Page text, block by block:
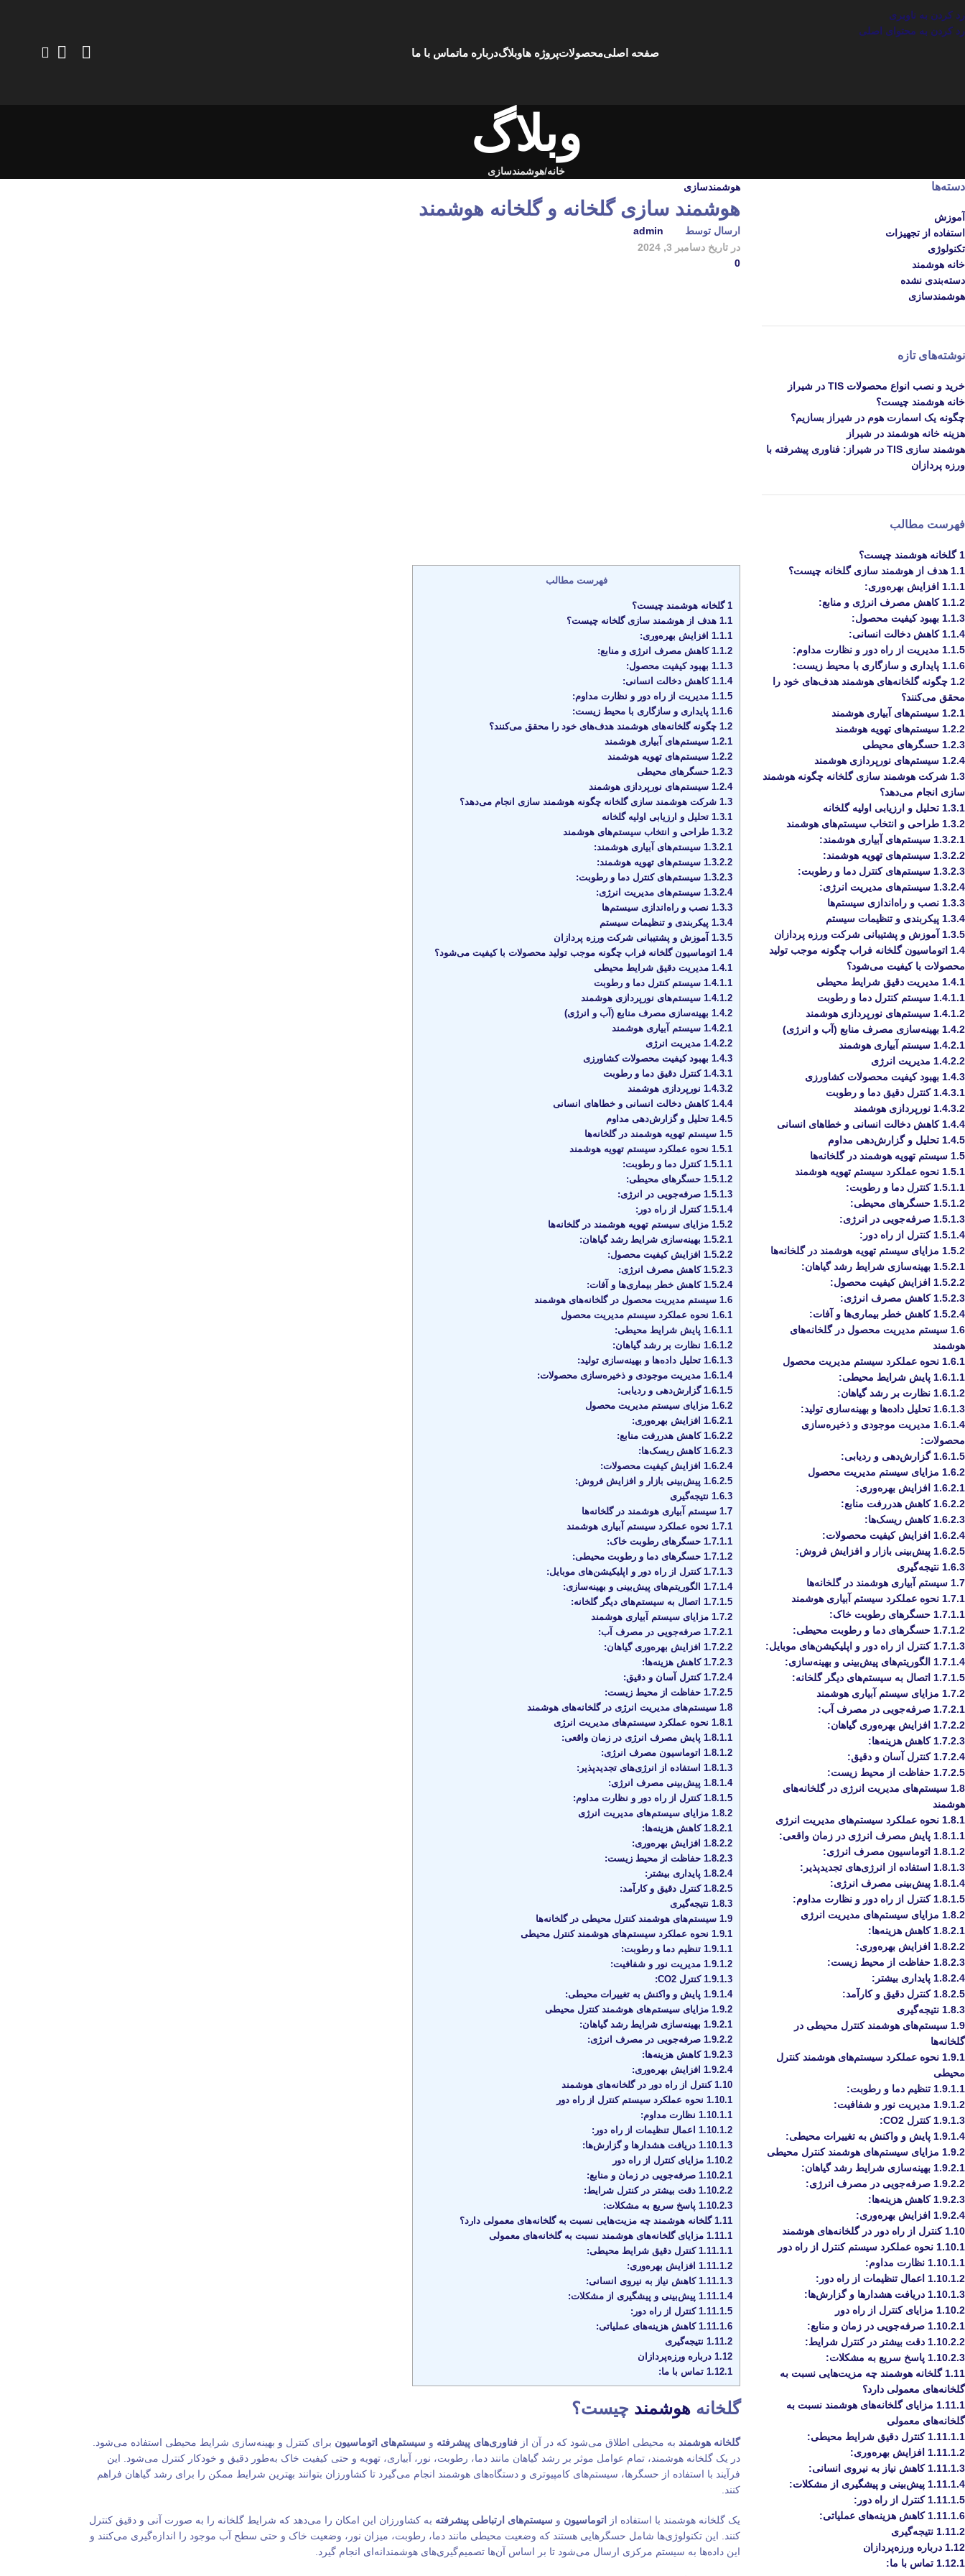
رد کردن به ناوبری
رد کردن به محتوای اصلی
صفحه اصلیمحصولاتپروژه هاوبلاگدرباره ماتماس با ما
وبلاگ
خانه هوشمندسازی
دسته‌ها
آموزش
استفاده از تجهیزات
تکنولوژی
خانه هوشمند
دسته‌بندی نشده
هوشمندسازی
نوشته‌های تازه
خرید و نصب انواع محصولات TIS در شیراز
خانه هوشمند چیست؟
چگونه یک اسمارت هوم در شیراز بسازیم؟
هزینه خانه هوشمند در شیراز
هوشمند سازی TIS در شیراز: فناوری پیشرفته با
ورزه پردازان
فهرست مطالب
1 گلخانه هوشمند چیست؟
1.1 هدف از هوشمند سازی گلخانه چیست؟
1.1.1 افزایش بهره‌وری:
1.1.2 کاهش مصرف انرژی و منابع:
1.1.3 بهبود کیفیت محصول:
1.1.4 کاهش دخالت انسانی:
1.1.5 مدیریت از راه دور و نظارت مداوم:
1.1.6 پایداری و سازگاری با محیط زیست:
1.2 چگونه گلخانه‌های هوشمند هدف‌های خود را
محقق می‌کنند؟
1.2.1 سیستم‌های آبیاری هوشمند
1.2.2 سیستم‌های تهویه هوشمند
1.2.3 حسگرهای محیطی
1.2.4 سیستم‌های نورپردازی هوشمند
1.3 شرکت هوشمند سازی گلخانه چگونه هوشمند
سازی انجام می‌دهد؟
1.3.1 تحلیل و ارزیابی اولیه گلخانه
1.3.2 طراحی و انتخاب سیستم‌های هوشمند
1.3.2.1 سیستم‌های آبیاری هوشمند:
1.3.2.2 سیستم‌های تهویه هوشمند:
1.3.2.3 سیستم‌های کنترل دما و رطوبت:
1.3.2.4 سیستم‌های مدیریت انرژی:
1.3.3 نصب و راه‌اندازی سیستم‌ها
1.3.4 پیکربندی و تنظیمات سیستم
1.3.5 آموزش و پشتیبانی شرکت ورزه پردازان
1.4 اتوماسیون گلخانه فراب چگونه موجب تولید
محصولات با کیفیت می‌شود؟
1.4.1 مدیریت دقیق شرایط محیطی
1.4.1.1 سیستم کنترل دما و رطوبت
1.4.1.2 سیستم‌های نورپردازی هوشمند
1.4.2 بهینه‌سازی مصرف منابع (آب و انرژی)
1.4.2.1 سیستم آبیاری هوشمند
1.4.2.2 مدیریت انرژی
1.4.3 بهبود کیفیت محصولات کشاورزی
1.4.3.1 کنترل دقیق دما و رطوبت
1.4.3.2 نورپردازی هوشمند
1.4.4 کاهش دخالت انسانی و خطاهای انسانی
1.4.5 تحلیل و گزارش‌دهی مداوم
1.5 سیستم تهویه هوشمند در گلخانه‌ها
1.5.1 نحوه عملکرد سیستم تهویه هوشمند
1.5.1.1 کنترل دما و رطوبت:
1.5.1.2 حسگرهای محیطی:
1.5.1.3 صرفه‌جویی در انرژی:
1.5.1.4 کنترل از راه دور:
1.5.2 مزایای سیستم تهویه هوشمند در گلخانه‌ها
1.5.2.1 بهینه‌سازی شرایط رشد گیاهان:
1.5.2.2 افزایش کیفیت محصول:
1.5.2.3 کاهش مصرف انرژی:
1.5.2.4 کاهش خطر بیماری‌ها و آفات:
1.6 سیستم مدیریت محصول در گلخانه‌های
هوشمند
1.6.1 نحوه عملکرد سیستم مدیریت محصول
1.6.1.1 پایش شرایط محیطی:
1.6.1.2 نظارت بر رشد گیاهان:
1.6.1.3 تحلیل داده‌ها و بهینه‌سازی تولید:
1.6.1.4 مدیریت موجودی و ذخیره‌سازی
محصولات:
1.6.1.5 گزارش‌دهی و ردیابی:
1.6.2 مزایای سیستم مدیریت محصول
1.6.2.1 افزایش بهره‌وری:
1.6.2.2 کاهش هدررفت منابع:
1.6.2.3 کاهش ریسک‌ها:
1.6.2.4 افزایش کیفیت محصولات:
1.6.2.5 پیش‌بینی بازار و افزایش فروش:
1.6.3 نتیجه‌گیری
1.7 سیستم آبیاری هوشمند در گلخانه‌ها
1.7.1 نحوه عملکرد سیستم آبیاری هوشمند
1.7.1.1 حسگرهای رطوبت خاک:
1.7.1.2 حسگرهای دما و رطوبت محیطی:
1.7.1.3 کنترل از راه دور و اپلیکیشن‌های موبایل:
1.7.1.4 الگوریتم‌های پیش‌بینی و بهینه‌سازی:
1.7.1.5 اتصال به سیستم‌های دیگر گلخانه:
1.7.2 مزایای سیستم آبیاری هوشمند
1.7.2.1 صرفه‌جویی در مصرف آب:
1.7.2.2 افزایش بهره‌وری گیاهان:
1.7.2.3 کاهش هزینه‌ها:
1.7.2.4 کنترل آسان و دقیق:
1.7.2.5 حفاظت از محیط زیست:
1.8 سیستم‌های مدیریت انرژی در گلخانه‌های
هوشمند
1.8.1 نحوه عملکرد سیستم‌های مدیریت انرژی
1.8.1.1 پایش مصرف انرژی در زمان واقعی:
1.8.1.2 اتوماسیون مصرف انرژی:
1.8.1.3 استفاده از انرژی‌های تجدیدپذیر:
1.8.1.4 پیش‌بینی مصرف انرژی:
1.8.1.5 کنترل از راه دور و نظارت مداوم:
1.8.2 مزایای سیستم‌های مدیریت انرژی
1.8.2.1 کاهش هزینه‌ها:
1.8.2.2 افزایش بهره‌وری:
1.8.2.3 حفاظت از محیط زیست:
1.8.2.4 پایداری بیشتر:
1.8.2.5 کنترل دقیق و کارآمد:
1.8.3 نتیجه‌گیری
1.9 سیستم‌های هوشمند کنترل محیطی در
گلخانه‌ها
1.9.1 نحوه عملکرد سیستم‌های هوشمند کنترل
محیطی
1.9.1.1 تنظیم دما و رطوبت:
1.9.1.2 مدیریت نور و شفافیت:
1.9.1.3 کنترل CO2:
1.9.1.4 پایش و واکنش به تغییرات محیطی:
1.9.2 مزایای سیستم‌های هوشمند کنترل محیطی
1.9.2.1 بهینه‌سازی شرایط رشد گیاهان:
1.9.2.2 صرفه‌جویی در مصرف انرژی:
1.9.2.3 کاهش هزینه‌ها:
1.9.2.4 افزایش بهره‌وری:
1.10 کنترل از راه دور در گلخانه‌های هوشمند
1.10.1 نحوه عملکرد سیستم کنترل از راه دور
1.10.1.1 نظارت مداوم:
1.10.1.2 اعمال تنظیمات از راه دور:
1.10.1.3 دریافت هشدارها و گزارش‌ها:
1.10.2 مزایای کنترل از راه دور
1.10.2.1 صرفه‌جویی در زمان و منابع:
1.10.2.2 دقت بیشتر در کنترل شرایط:
1.10.2.3 پاسخ سریع به مشکلات:
1.11 گلخانه هوشمند چه مزیت‌هایی نسبت به
گلخانه‌های معمولی دارد؟
1.11.1 مزایای گلخانه‌های هوشمند نسبت به
گلخانه‌های معمولی
1.11.1.1 کنترل دقیق شرایط محیطی:
1.11.1.2 افزایش بهره‌وری:
1.11.1.3 کاهش نیاز به نیروی انسانی:
1.11.1.4 پیش‌بینی و پیشگیری از مشکلات:
1.11.1.5 کنترل از راه دور:
1.11.1.6 کاهش هزینه‌های عملیاتی:
1.11.2 نتیجه‌گیری
1.12 درباره ورزه‌پردازان
1.12.1 تماس با ما:
هوشمندسازی
هوشمند سازی گلخانه و گلخانه هوشمند
ارسال توسط
admin
در تاریخ دسامبر 3, 2024
0
فهرست مطالب
1 گلخانه هوشمند چیست؟
1.1 هدف از هوشمند سازی گلخانه چیست؟
1.1.1 افزایش بهره‌وری:
1.1.2 کاهش مصرف انرژی و منابع:
1.1.3 بهبود کیفیت محصول:
1.1.4 کاهش دخالت انسانی:
1.1.5 مدیریت از راه دور و نظارت مداوم:
1.1.6 پایداری و سازگاری با محیط زیست:
1.2 چگونه گلخانه‌های هوشمند هدف‌های خود را محقق می‌کنند؟
1.2.1 سیستم‌های آبیاری هوشمند
1.2.2 سیستم‌های تهویه هوشمند
1.2.3 حسگرهای محیطی
1.2.4 سیستم‌های نورپردازی هوشمند
1.3 شرکت هوشمند سازی گلخانه چگونه هوشمند سازی انجام می‌دهد؟
1.3.1 تحلیل و ارزیابی اولیه گلخانه
1.3.2 طراحی و انتخاب سیستم‌های هوشمند
1.3.2.1 سیستم‌های آبیاری هوشمند:
1.3.2.2 سیستم‌های تهویه هوشمند:
1.3.2.3 سیستم‌های کنترل دما و رطوبت:
1.3.2.4 سیستم‌های مدیریت انرژی:
1.3.3 نصب و راه‌اندازی سیستم‌ها
1.3.4 پیکربندی و تنظیمات سیستم
1.3.5 آموزش و پشتیبانی شرکت ورزه پردازان
1.4 اتوماسیون گلخانه فراب چگونه موجب تولید محصولات با کیفیت می‌شود؟
1.4.1 مدیریت دقیق شرایط محیطی
1.4.1.1 سیستم کنترل دما و رطوبت
1.4.1.2 سیستم‌های نورپردازی هوشمند
1.4.2 بهینه‌سازی مصرف منابع (آب و انرژی)
1.4.2.1 سیستم آبیاری هوشمند
1.4.2.2 مدیریت انرژی
1.4.3 بهبود کیفیت محصولات کشاورزی
1.4.3.1 کنترل دقیق دما و رطوبت
1.4.3.2 نورپردازی هوشمند
1.4.4 کاهش دخالت انسانی و خطاهای انسانی
1.4.5 تحلیل و گزارش‌دهی مداوم
1.5 سیستم تهویه هوشمند در گلخانه‌ها
1.5.1 نحوه عملکرد سیستم تهویه هوشمند
1.5.1.1 کنترل دما و رطوبت:
1.5.1.2 حسگرهای محیطی:
1.5.1.3 صرفه‌جویی در انرژی:
1.5.1.4 کنترل از راه دور:
1.5.2 مزایای سیستم تهویه هوشمند در گلخانه‌ها
1.5.2.1 بهینه‌سازی شرایط رشد گیاهان:
1.5.2.2 افزایش کیفیت محصول:
1.5.2.3 کاهش مصرف انرژی:
1.5.2.4 کاهش خطر بیماری‌ها و آفات:
1.6 سیستم مدیریت محصول در گلخانه‌های هوشمند
1.6.1 نحوه عملکرد سیستم مدیریت محصول
1.6.1.1 پایش شرایط محیطی:
1.6.1.2 نظارت بر رشد گیاهان:
1.6.1.3 تحلیل داده‌ها و بهینه‌سازی تولید:
1.6.1.4 مدیریت موجودی و ذخیره‌سازی محصولات:
1.6.1.5 گزارش‌دهی و ردیابی:
1.6.2 مزایای سیستم مدیریت محصول
1.6.2.1 افزایش بهره‌وری:
1.6.2.2 کاهش هدررفت منابع:
1.6.2.3 کاهش ریسک‌ها:
1.6.2.4 افزایش کیفیت محصولات:
1.6.2.5 پیش‌بینی بازار و افزایش فروش:
1.6.3 نتیجه‌گیری
1.7 سیستم آبیاری هوشمند در گلخانه‌ها
1.7.1 نحوه عملکرد سیستم آبیاری هوشمند
1.7.1.1 حسگرهای رطوبت خاک:
1.7.1.2 حسگرهای دما و رطوبت محیطی:
1.7.1.3 کنترل از راه دور و اپلیکیشن‌های موبایل:
1.7.1.4 الگوریتم‌های پیش‌بینی و بهینه‌سازی:
1.7.1.5 اتصال به سیستم‌های دیگر گلخانه:
1.7.2 مزایای سیستم آبیاری هوشمند
1.7.2.1 صرفه‌جویی در مصرف آب:
1.7.2.2 افزایش بهره‌وری گیاهان:
1.7.2.3 کاهش هزینه‌ها:
1.7.2.4 کنترل آسان و دقیق:
1.7.2.5 حفاظت از محیط زیست:
1.8 سیستم‌های مدیریت انرژی در گلخانه‌های هوشمند
1.8.1 نحوه عملکرد سیستم‌های مدیریت انرژی
1.8.1.1 پایش مصرف انرژی در زمان واقعی:
1.8.1.2 اتوماسیون مصرف انرژی:
1.8.1.3 استفاده از انرژی‌های تجدیدپذیر:
1.8.1.4 پیش‌بینی مصرف انرژی:
1.8.1.5 کنترل از راه دور و نظارت مداوم:
1.8.2 مزایای سیستم‌های مدیریت انرژی
1.8.2.1 کاهش هزینه‌ها:
1.8.2.2 افزایش بهره‌وری:
1.8.2.3 حفاظت از محیط زیست:
1.8.2.4 پایداری بیشتر:
1.8.2.5 کنترل دقیق و کارآمد:
1.8.3 نتیجه‌گیری
1.9 سیستم‌های هوشمند کنترل محیطی در گلخانه‌ها
1.9.1 نحوه عملکرد سیستم‌های هوشمند کنترل محیطی
1.9.1.1 تنظیم دما و رطوبت:
1.9.1.2 مدیریت نور و شفافیت:
1.9.1.3 کنترل CO2:
1.9.1.4 پایش و واکنش به تغییرات محیطی:
1.9.2 مزایای سیستم‌های هوشمند کنترل محیطی
1.9.2.1 بهینه‌سازی شرایط رشد گیاهان:
1.9.2.2 صرفه‌جویی در مصرف انرژی:
1.9.2.3 کاهش هزینه‌ها:
1.9.2.4 افزایش بهره‌وری:
1.10 کنترل از راه دور در گلخانه‌های هوشمند
1.10.1 نحوه عملکرد سیستم کنترل از راه دور
1.10.1.1 نظارت مداوم:
1.10.1.2 اعمال تنظیمات از راه دور:
1.10.1.3 دریافت هشدارها و گزارش‌ها:
1.10.2 مزایای کنترل از راه دور
1.10.2.1 صرفه‌جویی در زمان و منابع:
1.10.2.2 دقت بیشتر در کنترل شرایط:
1.10.2.3 پاسخ سریع به مشکلات:
1.11 گلخانه هوشمند چه مزیت‌هایی نسبت به گلخانه‌های معمولی دارد؟
1.11.1 مزایای گلخانه‌های هوشمند نسبت به گلخانه‌های معمولی
1.11.1.1 کنترل دقیق شرایط محیطی:
1.11.1.2 افزایش بهره‌وری:
1.11.1.3 کاهش نیاز به نیروی انسانی:
1.11.1.4 پیش‌بینی و پیشگیری از مشکلات:
1.11.1.5 کنترل از راه دور:
1.11.1.6 کاهش هزینه‌های عملیاتی:
1.11.2 نتیجه‌گیری
1.12 درباره ورزه‌پردازان
1.12.1 تماس با ما:
گلخانه هوشمند چیست؟
گلخانه هوشمند به محیطی اطلاق می‌شود که در آن از فناوری‌های پیشرفته و سیستم‌های اتوماسیون برای کنترل و بهینه‌سازی شرایط محیطی استفاده می‌شود.
در یک گلخانه هوشمند، تمام عوامل موثر بر رشد گیاهان مانند دما، رطوبت، نور، آبیاری، تهویه و حتی کیفیت خاک به‌طور دقیق و خودکار کنترل می‌شود. این
فرآیند با استفاده از حسگرها، سیستم‌های کامپیوتری و دستگاه‌های هوشمند انجام می‌گیرد تا کشاورزان بتوانند بهترین شرایط ممکن را برای رشد گیاهان فراهم
کنند.
یک گلخانه هوشمند با استفاده از اتوماسیون و سیستم‌های ارتباطی پیشرفته به کشاورزان این امکان را می‌دهد که شرایط گلخانه را به صورت آنی و دقیق کنترل
کنند. این تکنولوژی‌ها شامل حسگرهایی هستند که وضعیت محیطی مانند دما، رطوبت، میزان نور، وضعیت خاک و حتی سطح آب موجود را اندازه‌گیری می‌کنند و
این داده‌ها به سیستم مرکزی ارسال می‌شود تا بر اساس آن‌ها تصمیم‌گیری‌های هوشمندانه‌ای انجام گیرد.